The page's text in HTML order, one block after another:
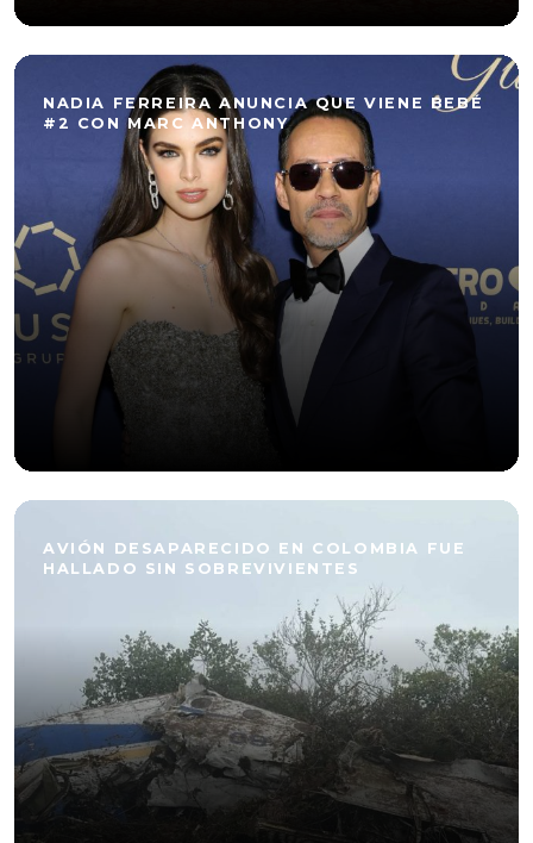
NADIA FERREIRA ANUNCIA QUE VIENE BEBÉ
#2 CON MARC ANTHONY
AVIÓN DESAPARECIDO EN COLOMBIA FUE
HALLADO SIN SOBREVIVIENTES